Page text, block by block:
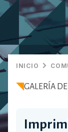
INICIO
GALERÍA DE